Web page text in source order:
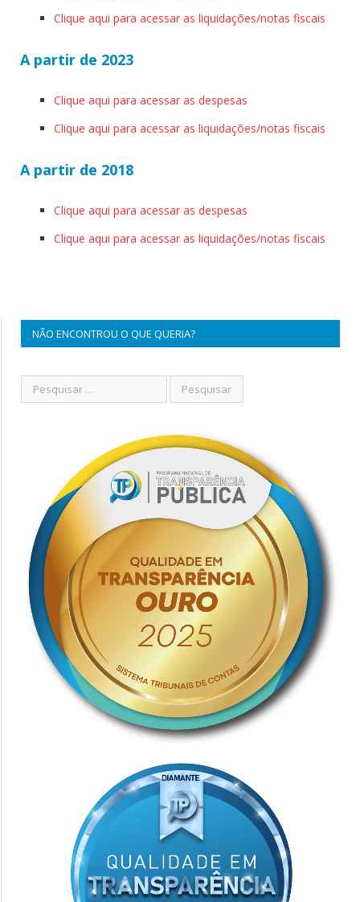
Clique aqui para acessar as liquidações/notas fiscais
A partir de 2023
Clique aqui para acessar as despesas
Clique aqui para acessar as liquidações/notas fiscais
A partir de 2018
Clique aqui para acessar as despesas
Clique aqui para acessar as liquidações/notas fiscais
NÃO ENCONTROU O QUE QUERIA?